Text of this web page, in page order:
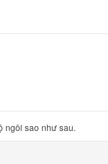
ngôi sao như sau.